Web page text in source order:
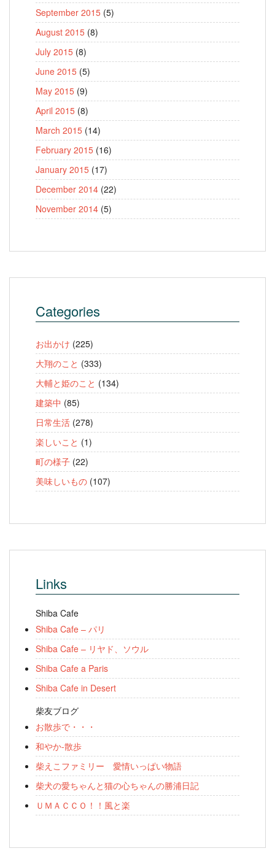
September 2015 (5)
August 2015 (8)
July 2015 (8)
June 2015 (5)
May 2015 (9)
April 2015 (8)
March 2015 (14)
February 2015 (16)
January 2015 (17)
December 2014 (22)
November 2014 (5)
Categories
お出かけ (225)
大翔のこと (333)
大輔と姫のこと (134)
建築中 (85)
日常生活 (278)
楽しいこと (1)
町の様子 (22)
美味しいもの (107)
Links
Shiba Cafe
Shiba Cafe – パリ
Shiba Cafe – リヤド、ソウル
Shiba Cafe a Paris
Shiba Cafe in Desert
柴友ブログ
お散歩で・・・
和やか-散歩
柴えこファミリー 愛情いっぱい物語
柴犬の愛ちゃんと猫の心ちゃんの勝浦日記
ＵＭＡＣＣＯ！！風と楽